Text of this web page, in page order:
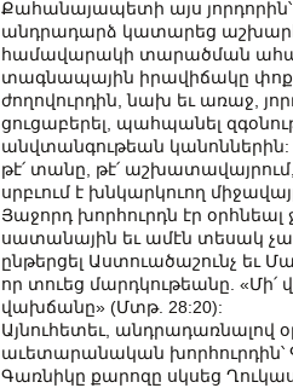
Քահանայապետի այս յորդորին՝
անդրադարձ կատարեց
համավարակի տարածման
տագնապային իրավիճակը
ժողովուրդին, նախ եւ առաջ,
ցուցաբերել, պահպանել
անվտանգութեան
թէ՛ տանը, թէ՛ աշխատավայրում,
սրբւում է խնկարկուող
Յաջորդ խորհուրդն էր
սատանային եւ ամէն տեսակ
ընթերցել Աստուածաշունչ եւ
որ տուեց մարդկութեանը. «Մի՛
վա­խ­ճա­նը» (Մտթ. 28:20):
Այնուհետեւ, անդրադառնալով
աւետարանական խորհուրդին՝
Գառնիկը քարոզը սկսեց